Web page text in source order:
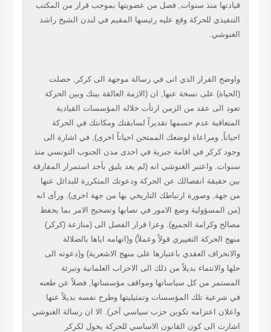
قيادتها منذ سنوات, فصل من عضويتها بموجب قرار من المكتب
التنفيذي للحركة وقع عليه رئيسها المقيم في لندن الشيخ راشد
الغنوشي.
واوضح القرار الذي اتى في رسالة موجهة الى كركر, حصلت
(الحياة) على نسخة عنها, ان (الازمة العالقة بينك وبين الحركة
تعود الى عقد من الزمن ارتأت خلاله المؤسسات القيادية
المتعاقبة عدم حسمها تقديراً لسابقتك ومكانتك في الحركة
احياناً, ومراعاة لوضعك الممتحن احياناً اخرى), في اشارة الى
وجود كركر في اقامة جبرية في احدى مدن الجنوب التونسي منذ
سنوات. واعتبر الغنوشي انه (لم يعد يليق بأحد استمرار المفارقة
بين حقيقة انفصالك عن الحركة ودعوتك المتكررة للبدائل عنها
من جهة, وصورة ارتباطك التاريخي بها من جهة اخرى). ورأى انه
(من المسؤولية وضع الامور في نصابها وتصحيح الامر بما يحفظ
مصالح وكرامة الجميع). وعزا قرار الفصل الى (منازعة (كركر)
منهج الحركة التغييري قولاً وعملاً) و(اتهامه اياها بالضلالة
والانحراف العقدي باعتبارها على منهج الاشعرية) و(دعوته الى
حلها والانتماء بديلاً من ذلك الى الاحزاب العلمانية وتبرئة
المستمر من كل سياساتها ومواقف مؤسساتها, فضلاً عن طعنه
في شرعية تلك المؤسسات وتمثيليتها وطرح نفسه بديلاً عنها
واعلان اعتزامه تكوين حزب سياسي آخر). الا ان رسالة الغنوشي
اشارت الى كون القانون الاساسي للحركة يخول لكركر